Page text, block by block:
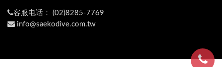
客服电话： (02)8285-7769
info@saekodive.com.tw